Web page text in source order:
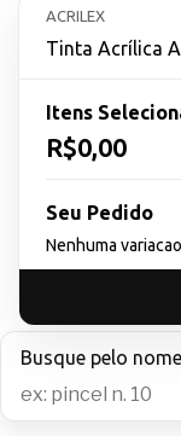
ACRILEX
Tinta Acrílica
Itens
R$0,00
Seu Pedido
Nenhuma
Busque pelo